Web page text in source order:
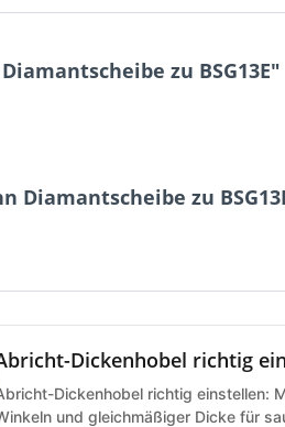
zu BSG13E"
Diamantscheibe zu
Dickenhobel richtig
Dickenhobel richtig einstellen:
und gleichmäßiger Dicke für